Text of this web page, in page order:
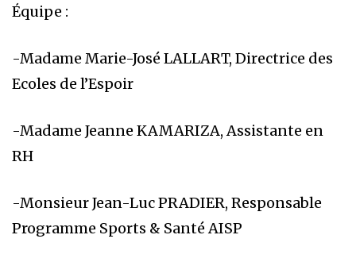
Équipe :
-Madame Marie-José LALLART, Directrice des
Ecoles de l’Espoir
-Madame Jeanne KAMARIZA, Assistante en
RH
-Monsieur Jean-Luc PRADIER, Responsable
Programme Sports & Santé AISP